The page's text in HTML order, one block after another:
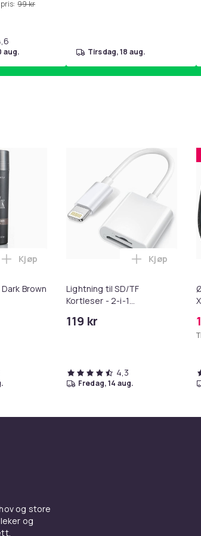
99 kr
aug. tirsdag, 18 aug.
- Trimmer for Poter i handlekurven
Brown
Legg Toppik - 27,5g - Dark Brown -
Kjøp
Lightning til SD/TF
Kortleser - 2-i-1
iPhone/iPad
119 kr
Legg
Kjøp
4,3
fredag, 14 aug.
og store
og